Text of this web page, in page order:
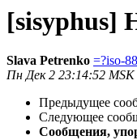
[sisyphus]
Slava Petrenko =?iso-
Пн Дек 2 23:14:52 MSK
Предыдущее
Следующее
Сообщения,